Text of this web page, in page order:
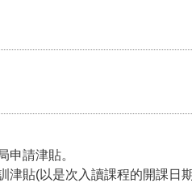
申請津貼。
津貼(以是次入讀課程的開課日